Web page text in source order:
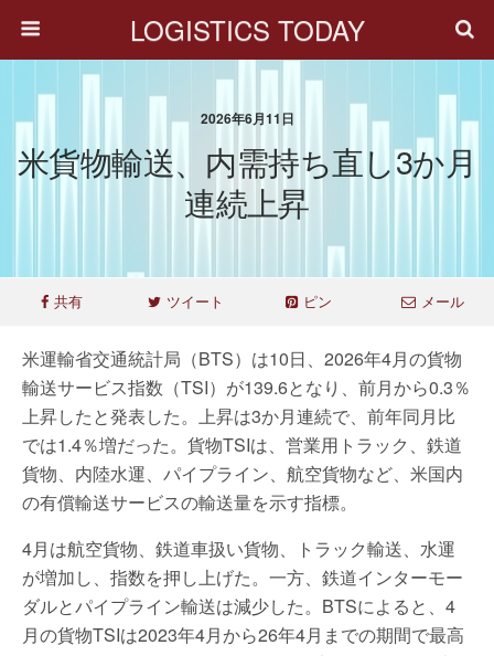
LOGISTICS TODAY
2026年6月11日
米貨物輸送、内需持ち直し3か月
連続上昇
共有 ツイート ピン メール
米運輸省交通統計局（BTS）は10日、2026年4月の貨物
輸送サービス指数（TSI）が139.6となり、前月から0.3％
上昇したと発表した。上昇は3か月連続で、前年同月比
では1.4％増だった。貨物TSIは、営業用トラック、鉄道
貨物、内陸水運、パイプライン、航空貨物など、米国内
の有償輸送サービスの輸送量を示す指標。
4月は航空貨物、鉄道車扱い貨物、トラック輸送、水運
が増加し、指数を押し上げた。一方、鉄道インターモー
ダルとパイプライン輸送は減少した。BTSによると、4
月の貨物TSIは2023年4月から26年4月までの期間で最高